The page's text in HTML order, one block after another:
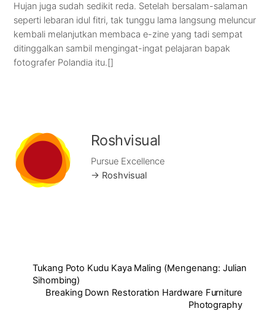
Hujan juga sudah sedikit reda. Setelah bersalam-salaman
seperti lebaran idul fitri, tak tunggu lama langsung meluncur
kembali melanjutkan membaca e-zine yang tadi sempat
ditinggalkan sambil mengingat-ingat pelajaran bapak
fotografer Polandia itu.[]
Roshvisual
Pursue Excellence
→ Roshvisual
Tukang Poto Kudu Kaya Maling (Mengenang: Julian
Sihombing)
Breaking Down Restoration Hardware Furniture
Photography